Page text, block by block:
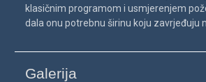
klasičnim programom i usmjerenjem
dala onu potrebnu širinu koju zavrjeđuju
Galerija